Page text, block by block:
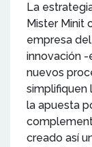
La
Mister Minit
empresa
innovación -
nuevos
simplifiquen
la apuesta
creado así